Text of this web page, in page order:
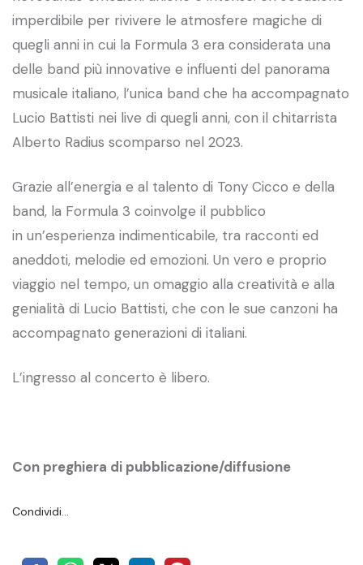
imperdibile per rivivere le atmosfere magiche di
quegli anni in cui la Formula 3 era considerata una
delle band più innovative e influenti del panorama
musicale italiano, l’unica band che ha accompagnato
Lucio Battisti nei live di quegli anni, con il chitarrista
Alberto Radius scomparso nel 2023.
Grazie all’energia e al talento di Tony Cicco e della
band, la Formula 3 coinvolge il pubblico
in un’esperienza indimenticabile, tra racconti ed
aneddoti, melodie ed emozioni. Un vero e proprio
viaggio nel tempo, un omaggio alla creatività e alla
genialità di Lucio Battisti, che con le sue canzoni ha
accompagnato generazioni di italiani.
L’ingresso al concerto è libero.
Con preghiera di pubblicazione/diffusione
Condividi…